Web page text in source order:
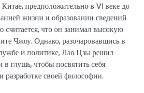
предположительно в VI веке до
жизни и образовании сведений
считается, что он занимал высокую
Чжоу. Однако, разочаровавшись в
и политике, Лао Цзы решил
в глушь, чтобы посвятить себя
своей философии.